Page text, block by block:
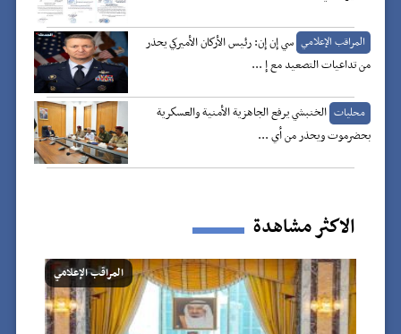
المراقب الإعلامي سي إن إن: رئيس الأركان الأميركي يحذر
من تداعيات التصعيد مع إ ...
محليات الخنبشي يرفع الجاهزية الأمنية والعسكرية
بحضرموت ويحذر من أي ...
الاكثر مشاهدة
المراقب الإعلامي